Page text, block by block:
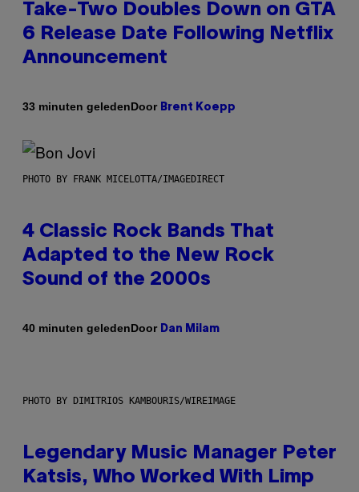
Take-Two Doubles Down on GTA
6 Release Date Following Netflix
Announcement
33 minuten geledenDoor Brent Koepp
PHOTO BY FRANK MICELOTTA/IMAGEDIRECT
4 Classic Rock Bands That
Adapted to the New Rock
Sound of the 2000s
40 minuten geledenDoor Dan Milam
PHOTO BY DIMITRIOS KAMBOURIS/WIREIMAGE
Legendary Music Manager Peter
Katsis, Who Worked With Limp